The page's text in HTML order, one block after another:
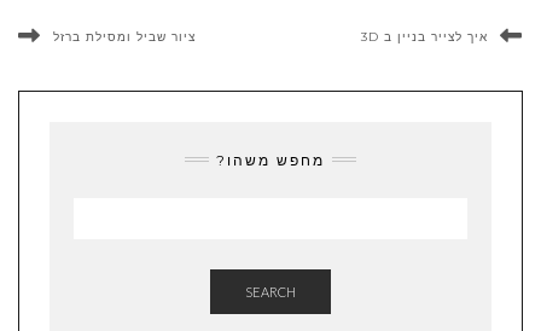
איך לצייר בניין ב 3D ציור שביל ומסילת ברזל
מחפש משהו?
SEARCH